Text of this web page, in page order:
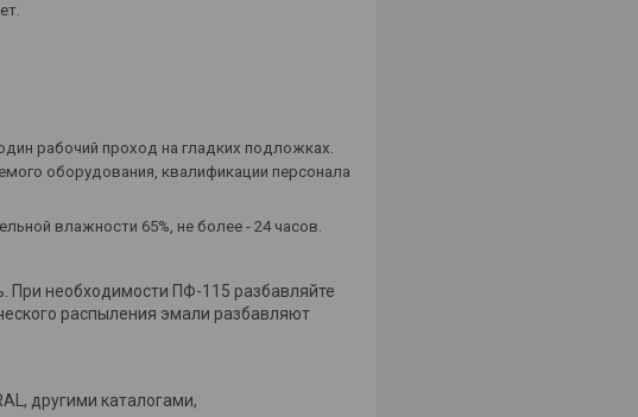
рабочий проход на гладких подложках.
оборудования, квалификации персонала
влажности 65%, не более - 24 часов.
При необходимости ПФ-115 разбавляйте
распыления эмали разбавляют
другими каталогами,